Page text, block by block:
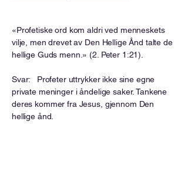
«Profetiske ord kom aldri ved menneskets
vilje, men drevet av Den Hellige Ånd talte de
hellige Guds menn.» (2. Peter 1:21).
Svar: Profeter uttrykker ikke sine egne
private meninger i åndelige saker. Tankene
deres kommer fra Jesus, gjennom Den
hellige ånd.